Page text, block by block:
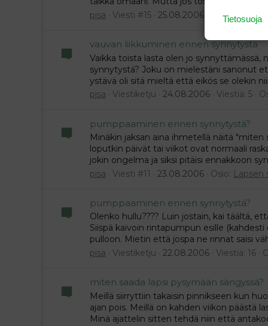
pisa
Viesti #15 25.08.2006 Osio:Lapsen
vauvan liikkuminen ennen synnytystä
Vaikka toista lasta olen jo synnyttämässä,
synnytystä? Joku on mielestäni sanonut
ystävä oli sitä mieltä että eikös se olekin
pisa
Viestiketju 24.08.2006 Viestiä: 5
pumppaaminen ennen synnytystä?
Minäkin jaksan aina ihmetellä näitä
loputkin päivät tai viikot ovat normaali
jokin ongelma ja siksi pitäisi ennakkoon
pisa
Viesti #11 23.08.2006 Osio: Lapsen
pumppaaminen ennen synnytystä?
Olenko hullu???? Luin jostain, kai täältä,
Siispä kaivoin rintapumpun esille
pulloon. Mietin että jospa ne rinnat saisi
pisa
Viestiketju 22.08.2006 Viestiä: 16
miten saada lapsi pysymään sängyssä?
Meillä siirryttiin takaisin pinnikseen kun
ajan pois. Meillä on kahden viikon päästä
Minä ajattelin sitten tehdä niin että
Tietosuoja